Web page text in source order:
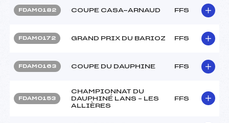
FDAM0182 COUPE CASA-ARNAUD FFS
FDAM0172 GRAND PRIX DU BARIOZ FFS
FDAM0163 COUPE DU DAUPHINE FFS
FDAM0153
CHAMPIONNAT DU
DAUPHINÉ LANS – LES
ALLIÈRES
FFS